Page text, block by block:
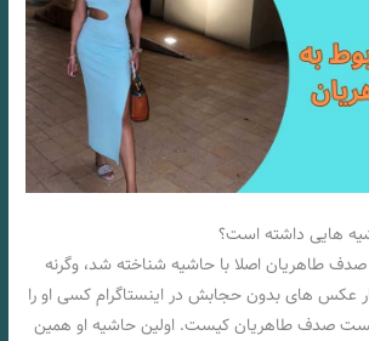
هایی داشته است؟
صدف طاهریان اصلا با حاشیه شناخته شد، وگرنه
عکس های بدون حجابش در اینستاگرام کسی او را
صدف طاهریان کیست. اولین حاشیه او همین